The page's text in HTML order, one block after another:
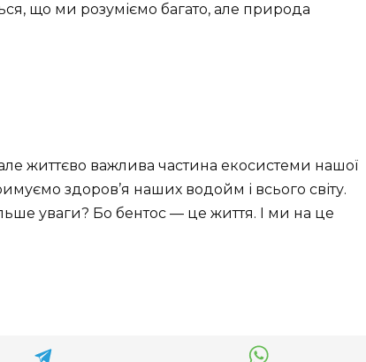
що ми розуміємо багато, але природа
життєво важлива частина екосистеми нашої
здоров’я наших водойм і всього світу.
уваги? Бо бентос — це життя. І ми на це